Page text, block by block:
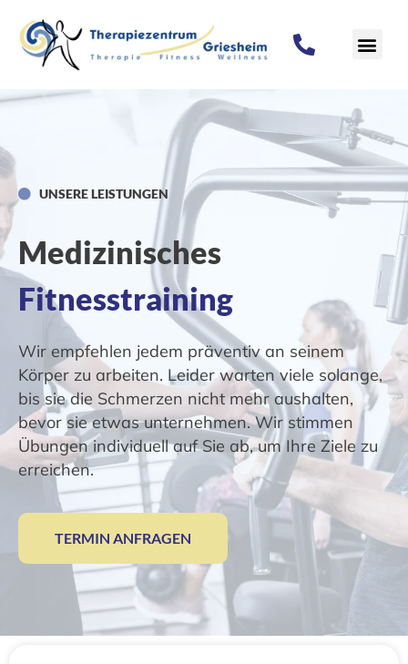
UNSERE LEISTUNGEN
Medizinisches
Fitnesstraining
Wir empfehlen jedem präventiv an seinem
Körper zu arbeiten. Leider warten viele solange,
bis sie die Schmerzen nicht mehr aushalten,
bevor sie etwas unternehmen. Wir stimmen
Übungen individuell auf Sie ab, um Ihre Ziele zu
erreichen.
TERMIN ANFRAGEN